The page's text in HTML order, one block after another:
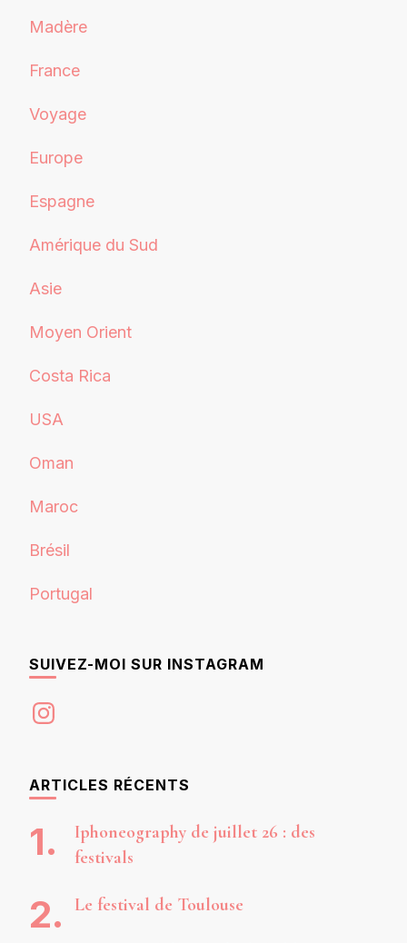
Madère
France
Voyage
Europe
Espagne
Amérique du Sud
Asie
Moyen Orient
Costa Rica
USA
Oman
Maroc
Brésil
Portugal
SUIVEZ-MOI SUR INSTAGRAM
Instagram
ARTICLES RÉCENTS
Iphoneography de juillet 26 : des
festivals
Le festival de Toulouse